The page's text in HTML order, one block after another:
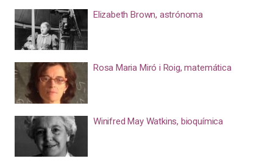
Elizabeth Brown, astrónoma
Rosa Maria Miró i Roig, matemática
Winifred May Watkins, bioquímica